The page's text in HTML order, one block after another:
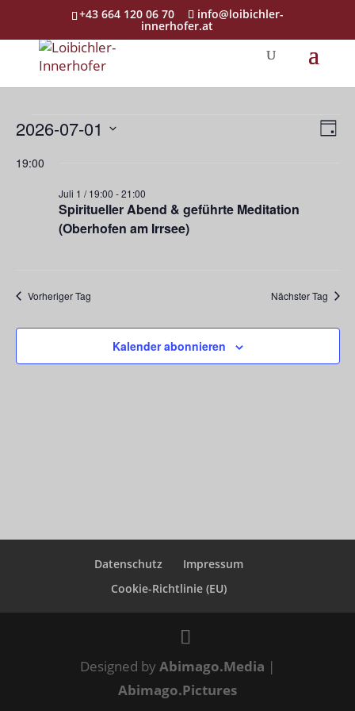
+43 664 120 06 70 info@loibichler-
innerhofer.at
Veranstaltungen
für
Juli
2026
Tag
2026-07-01
19:00
Spiritueller Abend & geführte Meditation
(Oberhofen am Irrsee)
Juli 1 / 19:00 -21:00
Vorheriger Tag Nächster Tag
Kalender abonnieren
Datenschutz
Impressum
Cookie-Richtlinie (EU)
Designed byAbimago.Media |
Abimago.Pictures